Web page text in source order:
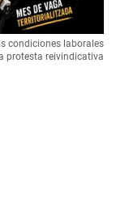
condiciones laborales
protesta reivindicativa